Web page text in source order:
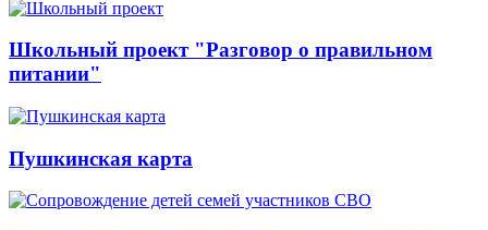
Школьный проект "Разговор о правильном
питании"
Пушкинская карта